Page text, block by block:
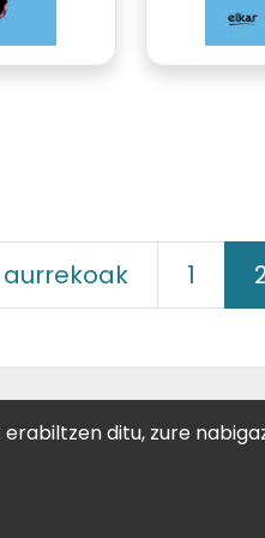
aurrekoak 1
Zemoria, 25-behea · 20013
ditu, zure